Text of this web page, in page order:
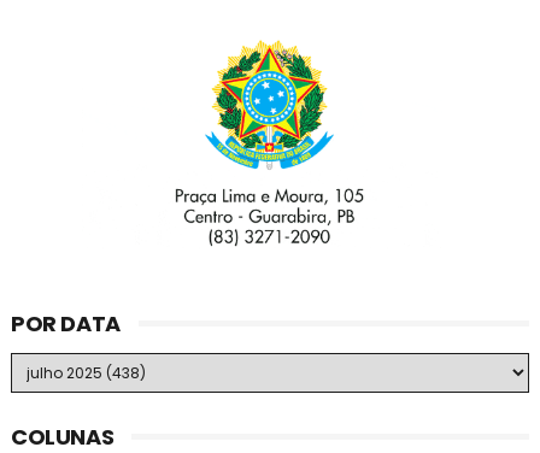
POR DATA
COLUNAS